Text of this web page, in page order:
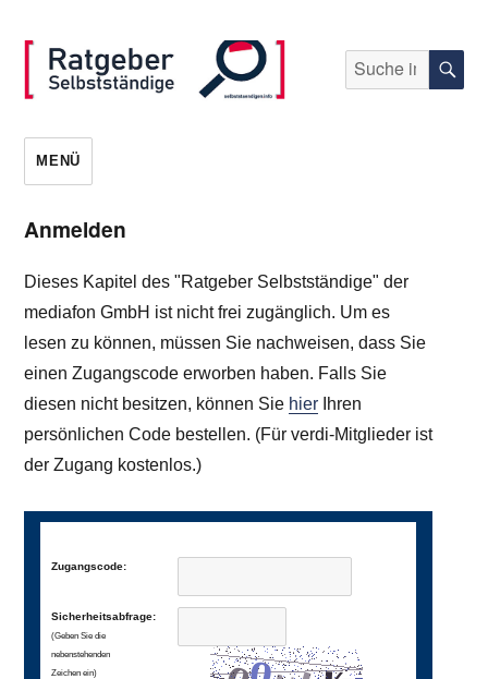
selbststaendigen.info
Suche
nach:
MENÜ
Anmelden
Dieses Kapitel des "Ratgeber Selbstständige" der
mediafon GmbH ist nicht frei zugänglich. Um es
lesen zu können, müssen Sie nachweisen, dass Sie
einen Zugangscode erworben haben. Falls Sie
diesen nicht besitzen, können Sie hier Ihren
persönlichen Code bestellen. (Für verdi-Mitglieder ist
der Zugang kostenlos.)
Zugangscode:
Sicherheitsabfrage:
(Geben Sie die
nebenstehenden
Zeichen ein)